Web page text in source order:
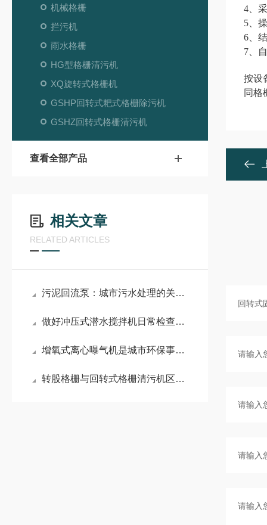
机械格栅
拦污机
雨水格栅
HG型格栅清污机
XQ旋转式格栅机
GSHP回转式耙式格栅除污机
GSHZ回转式格栅清污机
查看全部产品
相关文章
RELATED ARTICLES
污泥回流泵：城市污水处理的关键设备
做好冲压式潜水搅拌机日常检查保养很重要
增氧式离心曝气机是城市环保事业*一部分
转股格栅与回转式格栅清污机区别之处
4、
5、
6、
7、
按设
同格